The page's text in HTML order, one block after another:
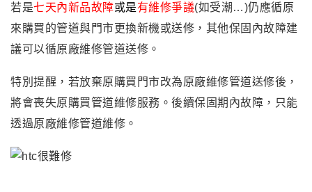
若是七天內新品故障或是有維修爭議(如受潮…)仍應循原
來購買的管道與門市更換新機或送修，其他保固內故障建
議可以循原廠維修管道送修。
特別提醒 ，若放棄原購買門市改為原廠維修管道送修後 ，
將會喪失原購買管道維修服務 。後續保固期內故障 ，只能
透過原廠維修管道維修 。